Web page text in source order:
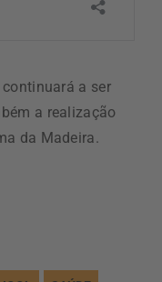
a ser
a realização
da Madeira.